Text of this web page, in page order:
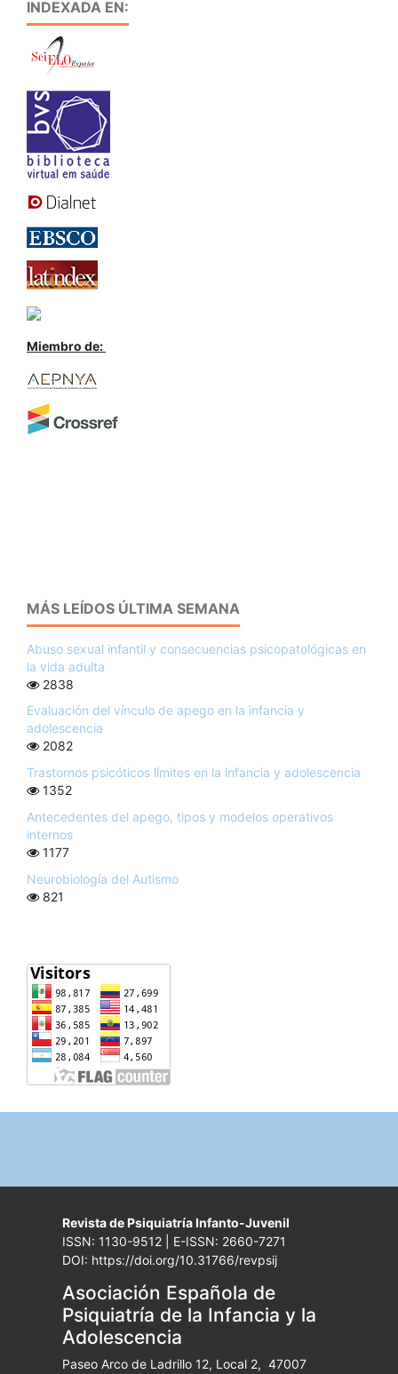
INDEXADA EN:
Miembro de:
MÁS LEÍDOS ÚLTIMA SEMANA
Abuso sexual infantil y consecuencias psicopatológicas en
la vida adulta
2838
Evaluación del vínculo de apego en la infancia y
adolescencia
2082
Trastornos psicóticos límites en la infancia y adolescencia
1352
Antecedentes del apego, tipos y modelos operativos
internos
1177
Neurobiología del Autismo
821
Revista de Psiquiatría Infanto-Juvenil
ISSN: 1130-9512 | E-ISSN: 2660-7271
DOI: https://doi.org/10.31766/revpsij
Asociación Española de
Psiquiatría de la Infancia y la
Adolescencia
Paseo Arco de Ladrillo 12, Local 2, 47007